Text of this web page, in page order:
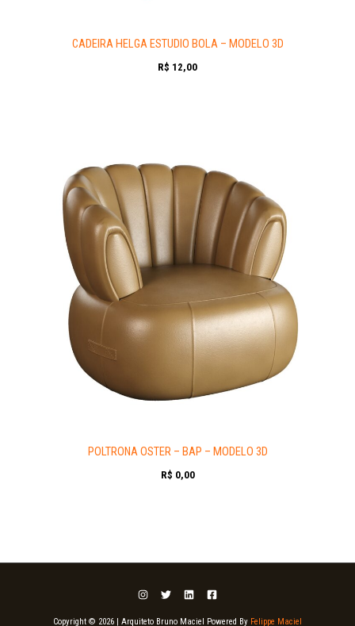
CADEIRA HELGA ESTUDIO BOLA – MODELO 3D
R$ 12,00
POLTRONA OSTER – BAP – MODELO 3D
R$ 0,00
Copyright © 2026 | Arquiteto Bruno Maciel Powered By Felippe Maciel